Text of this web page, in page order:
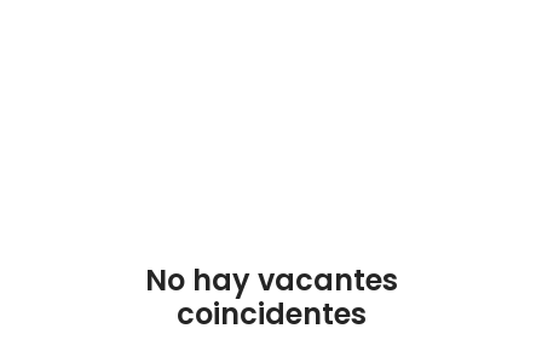
No hay vacantes
coincidentes